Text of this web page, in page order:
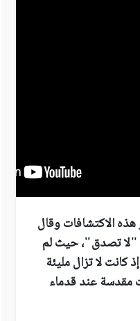
الاكتشافات وقال
"لا تصدق"، حيث لم
كانت لا تزال مليئة
مقدسة عند قدماء